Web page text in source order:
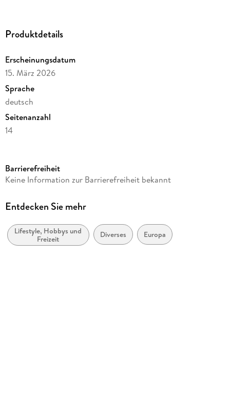
Gebunden ist der Kalender mit Spiralbindung und er ist mit
einem stabilen Aufhänger versehen.
Produktdetails
Erscheinungsdatum
15. März 2026
Sprache
deutsch
Seitenanzahl
14
Produktart
Gewicht
Größe (L/B/H)
357/247/10 mm
Barrierefreiheit
Keine Information zur Barrierefreiheit bekannt
Entdecken Sie mehr
Lifestyle, Hobbys und
Freizeit
Diverses Europa